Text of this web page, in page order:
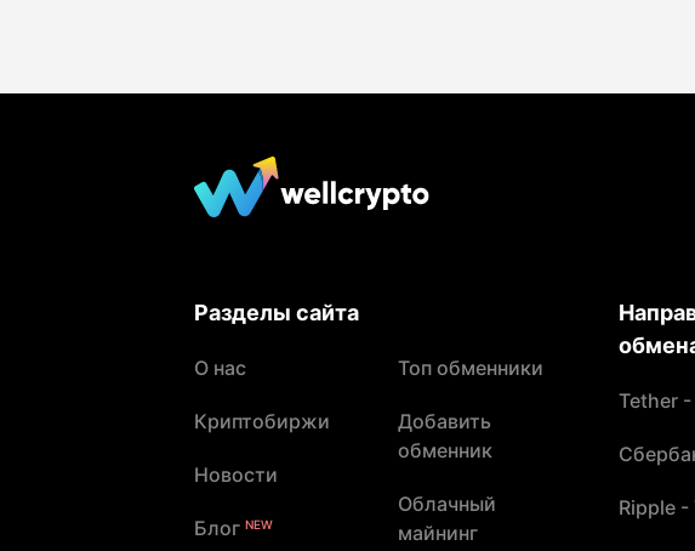
Разделы сайта
О нас
Криптобиржи
Новости
Блог NEW
Топ обменники
Добавить
обменник
Облачный
майнинг
Tether -
Ripple -